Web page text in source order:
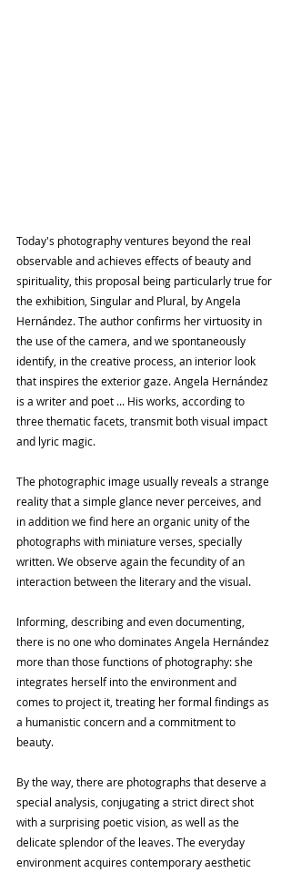
Today's photography ventures beyond the real
observable and achieves effects of beauty and
spirituality, this proposal being particularly true for
the exhibition, Singular and Plural, by Angela
Hernández. The author confirms her virtuosity in
the use of the camera, and we spontaneously
identify, in the creative process, an interior look
that inspires the exterior gaze. Angela Hernández
is a writer and poet ... His works, according to
three thematic facets, transmit both visual impact
and lyric magic.
The photographic image usually reveals a strange
reality that a simple glance never perceives, and
in addition we find here an organic unity of the
photographs with miniature verses, specially
written. We observe again the fecundity of an
interaction between the literary and the visual.
Informing, describing and even documenting,
there is no one who dominates Angela Hernández
more than those functions of photography: she
integrates herself into the environment and
comes to project it, treating her formal findings as
a humanistic concern and a commitment to
beauty.
By the way, there are photographs that deserve a
special analysis, conjugating a strict direct shot
with a surprising poetic vision, as well as the
delicate splendor of the leaves. The everyday
environment acquires contemporary aesthetic